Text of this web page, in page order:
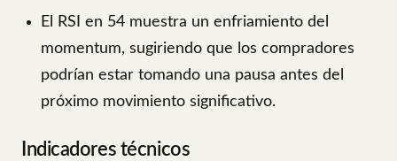
El RSI en 54 muestra un enfriamiento del
momentum, sugiriendo que los compradores
podrían estar tomando una pausa antes del
próximo movimiento significativo.
Indicadores técnicos